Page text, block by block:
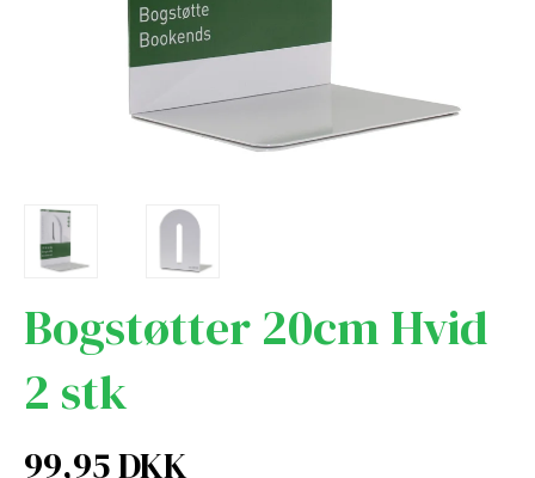
Bogstøtter 20cm Hvid
2 stk
99,95 DKK